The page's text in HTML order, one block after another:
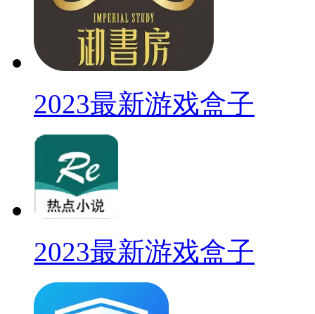
2023最新游戏盒子
2023最新游戏盒子